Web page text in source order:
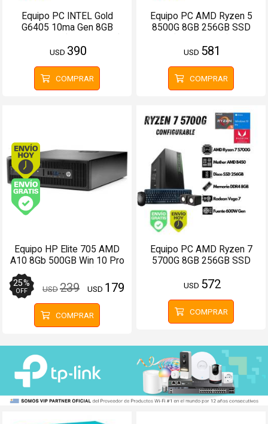
Equipo PC INTEL Gold
G6405 10ma Gen 8GB
USD 390
COMPRAR
Equipo PC AMD Ryzen 5
8500G 8GB 256GB SSD
USD 581
COMPRAR
Envío gratis (Ver Envíos y Pagos)
Equipo HP Elite 705 AMD
A10 8Gb 500GB Win 10 Pro
25%
OFF USD239 USD 179
COMPRAR
Equipo PC AMD Ryzen 7
5700G 8GB 256GB SSD
USD 572
COMPRAR